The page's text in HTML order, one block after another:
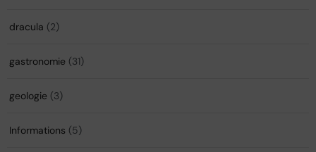
dracula (2)
gastronomie (31)
geologie (3)
Informations (5)